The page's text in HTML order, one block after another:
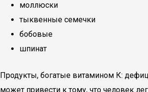
моллюски
тыквенные семечки
бобовые
шпинат
Продукты, богатые витамином К:
может привести к тому, что человек